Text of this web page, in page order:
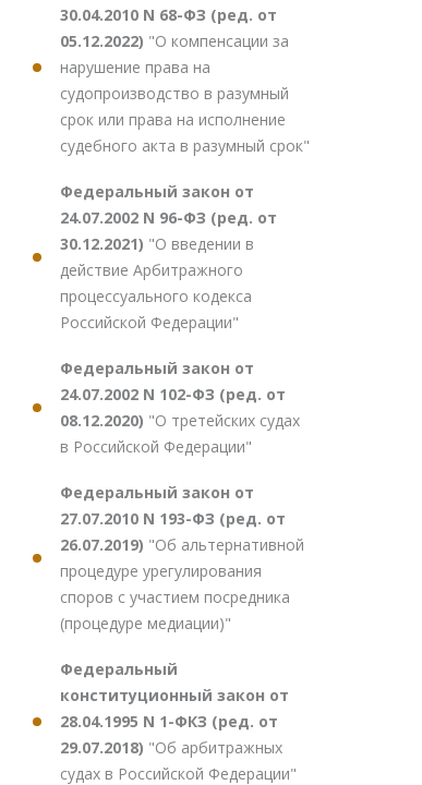
30.04.2010 N 68-ФЗ (ред. от
05.12.2022) "О компенсации за
нарушение права на
судопроизводство в разумный
срок или права на исполнение
судебного акта в разумный срок"
Федеральный закон от
24.07.2002 N 96-ФЗ (ред. от
30.12.2021) "О введении в
действие Арбитражного
процессуального кодекса
Российской Федерации"
Федеральный закон от
24.07.2002 N 102-ФЗ (ред. от
08.12.2020) "О третейских судах
в Российской Федерации"
Федеральный закон от
27.07.2010 N 193-ФЗ (ред. от
26.07.2019) "Об альтернативной
процедуре урегулирования
споров с участием посредника
(процедуре медиации)"
Федеральный
конституционный закон от
28.04.1995 N 1-ФКЗ (ред. от
29.07.2018) "Об арбитражных
судах в Российской Федерации"